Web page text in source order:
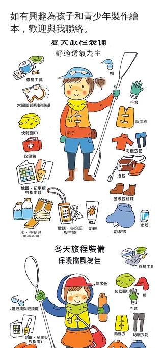
如有興趣為孩子和青少年製作繪
本，歡迎與我聯絡。